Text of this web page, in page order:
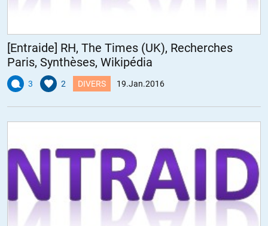
[Entraide] RH, The Times (UK), Recherches
Paris, Synthèses, Wikipédia
3 2 DIVERS 19.Jan.2016